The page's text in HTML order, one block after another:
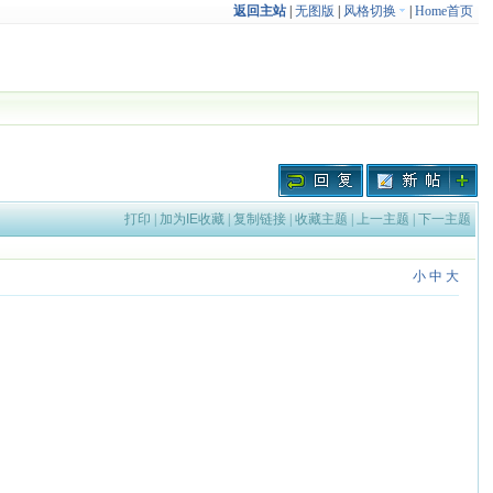
返回主站| 无图版 风格切换 Home首页
打印 | 加为IE收藏| 复制链接| 收藏主题 | 上一主题 | 下一主题
小 中 大